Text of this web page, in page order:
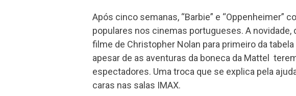
Após cinco semanas, “Barbie” e “Oppenheimer”
populares nos cinemas portugueses. A novidade,
filme de Christopher Nolan para primeiro da
apesar de as aventuras da boneca da Mattel
espectadores. Uma troca que se explica pela
caras nas salas IMAX.